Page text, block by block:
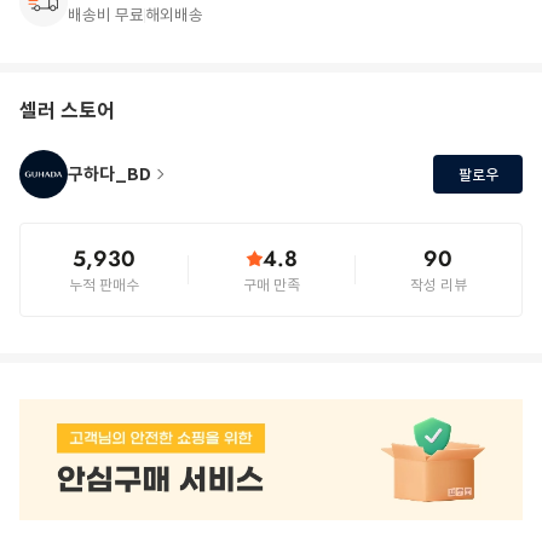
배송비 무료해외배송
셀러 스토어
구하다_BD 팔로우
5,930
누적 판매수
4.8
구매 만족
90
작성 리뷰